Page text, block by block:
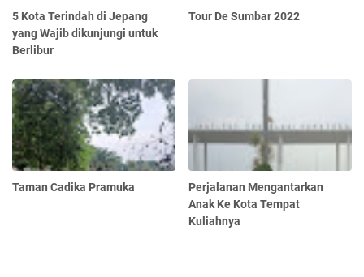
5 Kota Terindah di Jepang
yang Wajib dikunjungi untuk
Berlibur
Tour De Sumbar 2022
Taman Cadika Pramuka
Perjalanan Mengantarkan
Anak Ke Kota Tempat
Kuliahnya